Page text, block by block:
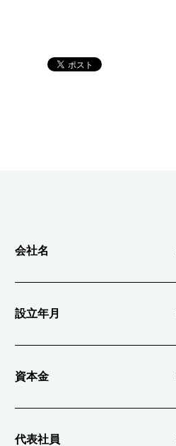
会社名
設立年月
資本金
代表社員